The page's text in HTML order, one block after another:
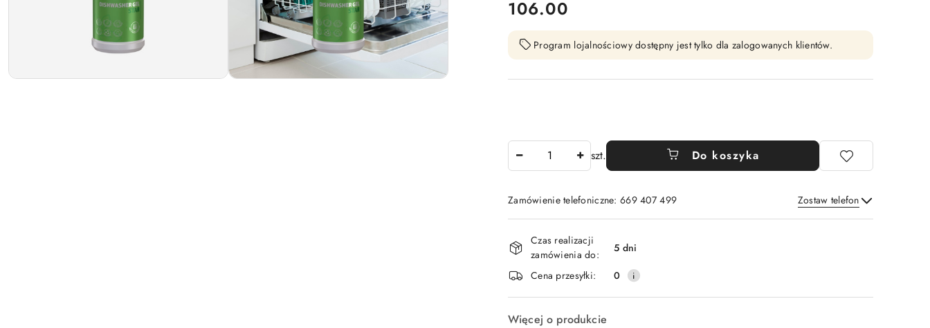
cena:
106.00
Program lojalnościowy dostępny jest tylko dla zalogowanych klientów.
szt. Do koszyka
Zamówienie telefoniczne: 669 407 499 Zostaw telefon
Wyślij
Dostępność
i
dostawa
Czas realizacji
zamówienia do:
5 dni
Cena przesyłki:
0
Więcej o produkcie